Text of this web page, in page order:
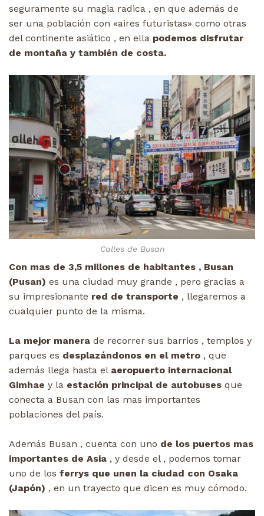
seguramente su magia radica , en que además de
ser una población con «aires futuristas» como otras
del continente asiático , en ella podemos disfrutar
de montaña y también de costa.
Calles de Busan
Con mas de 3,5 millones de habitantes , Busan
(Pusan) es una ciudad muy grande , pero gracias a
su impresionante red de transporte , llegaremos a
cualquier punto de la misma.
La mejor manera de recorrer sus barrios , templos y
parques es desplazándonos en el metro , que
además llega hasta el aeropuerto internacional
Gimhae y la estación principal de autobuses que
conecta a Busan con las mas importantes
poblaciones del país.
Además Busan , cuenta con uno de los puertos mas
importantes de Asia , y desde el , podemos tomar
uno de los ferrys que unen la ciudad con Osaka
(Japón) , en un trayecto que dicen es muy cómodo.